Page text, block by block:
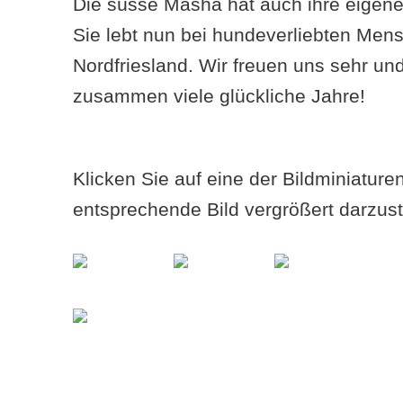
Sie lebt nun bei hundeverliebten
Nordfriesland. Wir freuen uns sehr
zusammen viele glückliche Jahre!
Klicken Sie auf eine der
entsprechende Bild vergrößert